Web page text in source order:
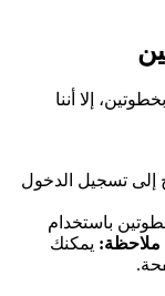
إلا أننا
إلى تسجيل الدخول
باستخدام
ملاحظة: يمكنك